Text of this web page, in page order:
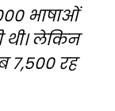
भाषाओं
लेकिन
7,500 रह